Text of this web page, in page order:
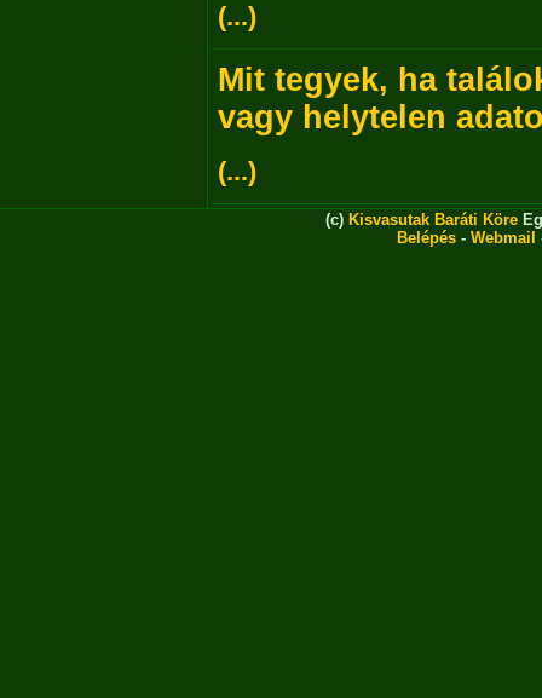
(...)
Mit tegyek, ha
vagy helytelen
(...)
(c) Kisvasutak Baráti Köre
Belépés - Webmail